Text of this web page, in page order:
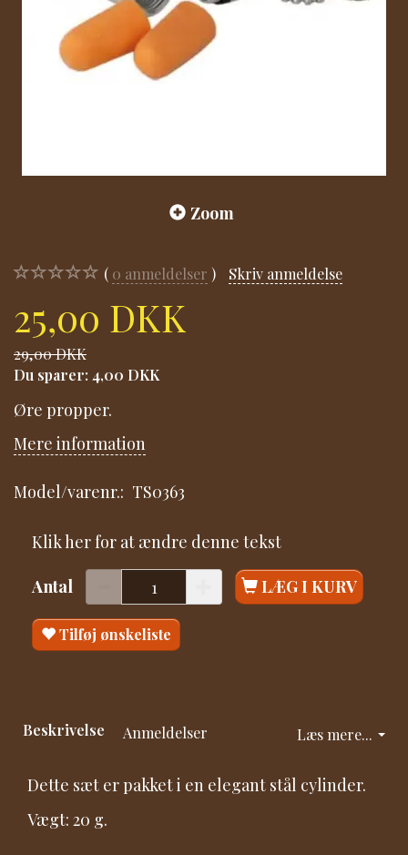
Zoom
0 anmeldelser Skriv anmeldelse
25,00 DKK
29,00 DKK
Du sparer: 4,00 DKK
Øre propper.
Mere information
Model/varenr.: TS0363
Klik her for at ændre denne tekst
Antal LÆG I KURV
Tilføj ønskeliste
Læs mere...
Beskrivelse Anmeldelser
Dette sæt er pakket i en elegant stål cylinder.
Vægt: 20 g.